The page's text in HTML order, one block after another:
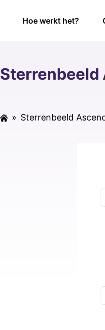
Hoe werkt het?
Sterrenbeeld
» Sterrenbeeld